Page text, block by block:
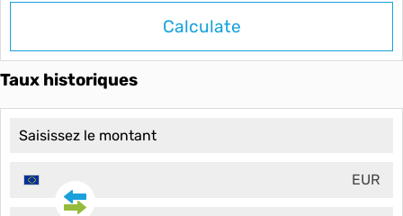
Calculate
Taux historiques
EUR